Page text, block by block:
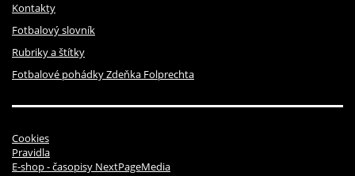
Kontakty
Fotbalový slovník
Rubriky a štítky
Fotbalové pohádky Zdeňka Folprechta
Cookies
Pravidla
E-shop - časopisy NextPageMedia